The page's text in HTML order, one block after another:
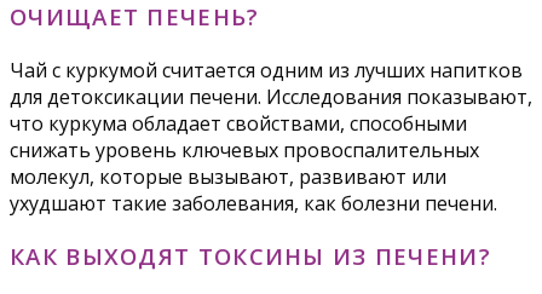
ОЧИЩАЕТ ПЕЧЕНЬ?
Чай с куркумой считается одним из лучших напитков
для детоксикации печени. Исследования показывают,
что куркума обладает свойствами, способными
снижать уровень ключевых провоспалительных
молекул, которые вызывают, развивают или
ухудшают такие заболевания, как болезни печени.
КАК ВЫХОДЯТ ТОКСИНЫ ИЗ ПЕЧЕНИ?